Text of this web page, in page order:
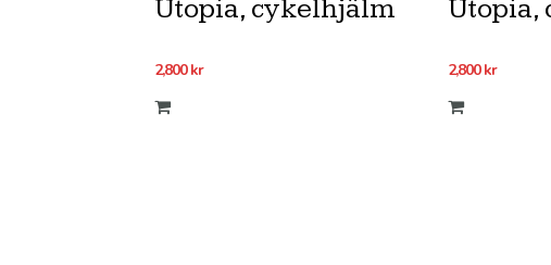
Utopia, cykelhjälm
2,800kr
Utopia,
2,800kr